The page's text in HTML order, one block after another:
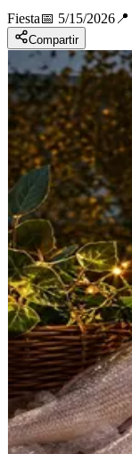
Fiesta📅 5/15/2026 📍
Compartir